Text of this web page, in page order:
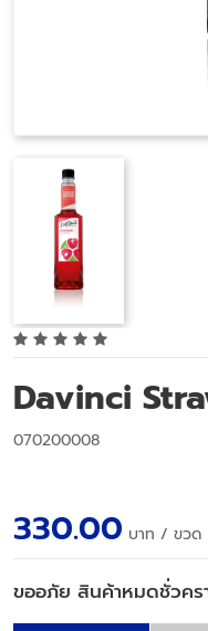
Davinci
070200008
330.00 บาท / ขวด
ขออภัย สินค้าหมดชั่วคร